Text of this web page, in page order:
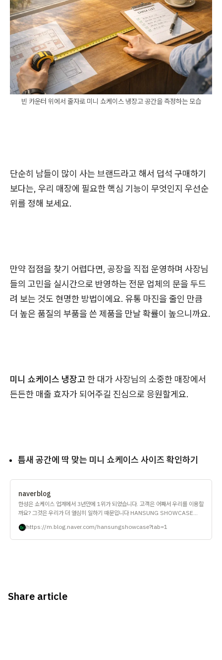
빈 카운터 위에서 줄자로 미니 쇼케이스 냉장고 공간을 측정하는 모습
단순히 남들이 많이 사는 브랜드라고 해서 덥석 구매하기
보다는, 우리 매장에 필요한 핵심 기능이 무엇인지 우선순
위를 정해 보세요.
만약 접점을 찾기 어렵다면, 공장을 직접 운영하며 사장님
들의 고민을 실시간으로 반영하는 전문 업체의 문을 두드
려 보는 것도 현명한 방법이에요. 유통 마진을 줄인 만큼
더 높은 품질의 부품을 쓴 제품을 만날 확률이 높으니까요.
미니 쇼케이스 냉장고한 대가 사장님의 소중한 매장에서
든든한 매출 효자가 되어주길 진심으로 응원할게요.
틈새 공간에 딱 맞는 미니 쇼케이스 사이즈 확인하기
naverblog
한성은 쇼케이스 업계에서 3년만에 1위가 되었습니다. 고객은 어째서 우리를 이용할
까요? 그것은 우리가 더 열심히 일하기 때문입니다 HANSUNG SHOWCASE
GROUP
https://m.blog.naver.com/hansungshowcase?tab=1
Share article